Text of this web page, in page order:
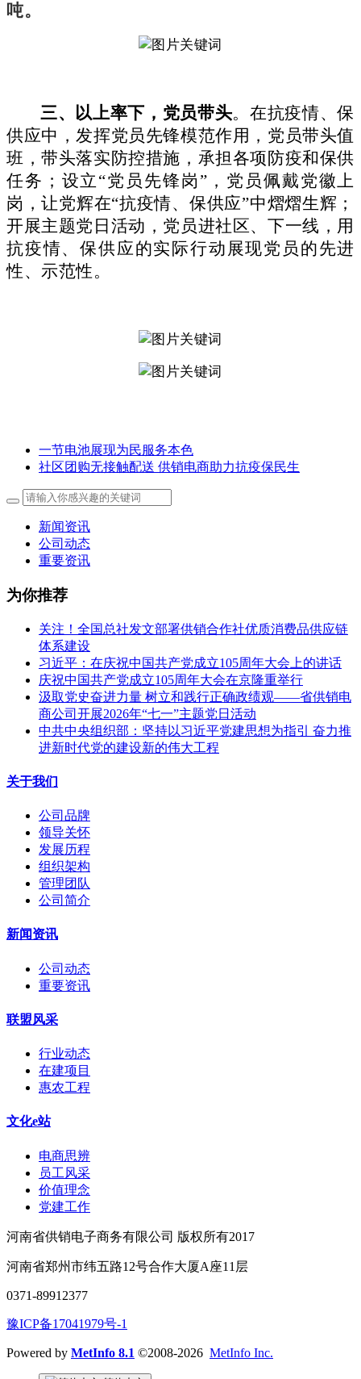
吨。
三、以上率下，党员带头。在抗疫情、保
供应中，发挥党员先锋模范作用，党员带头值
班，带头落实防控措施，承担各项防疫和保供
任务；设立“党员先锋岗”，党员佩戴党徽上
岗，让党辉在“抗疫情、保供应”中熠熠生辉；
开展主题党日活动，党员进社区、下一线，用
抗疫情、保供应的实际行动展现党员的先进
性、示范性。
一节电池展现为民服务本色
社区团购无接触配送 供销电商助力抗疫保民生
新闻资讯
公司动态
重要资讯
为你推荐
关注！全国总社发文部署供销合作社优质消费品供应链
体系建设
习近平：在庆祝中国共产党成立105周年大会上的讲话
庆祝中国共产党成立105周年大会在京隆重举行
汲取党史奋进力量 树立和践行正确政绩观——省供销电
商公司开展2026年“七一”主题党日活动
中共中央组织部：坚持以习近平党建思想为指引 奋力推
进新时代党的建设新的伟大工程
关于我们
公司品牌
领导关怀
发展历程
组织架构
管理团队
公司简介
新闻资讯
公司动态
重要资讯
联盟风采
行业动态
在建项目
惠农工程
文化e站
电商思辨
员工风采
价值理念
党建工作
河南省供销电子商务有限公司 版权所有2017
河南省郑州市纬五路12号合作大厦A座11层
0371-89912377
豫ICP备17041979号-1
Powered by MetInfo 8.1 ©2008-2026 MetInfo Inc.